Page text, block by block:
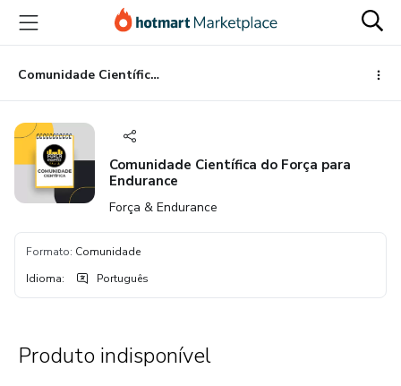
para
conteúdo
principal
para
pagamento
para
rodapé
Comunidade Científica do Força para Endurance
Comunidade Científica do Força para
Endurance
Força & Endurance
Formato: Comunidade
Idioma: Português
Produto indisponível